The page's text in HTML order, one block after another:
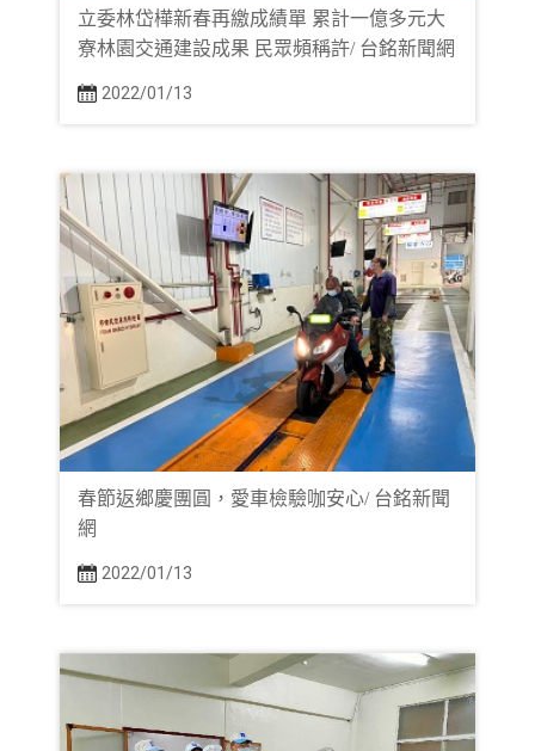
立委林岱樺新春再繳成績單 累計一億多元大
寮林園交通建設成果 民眾頻稱許/ 台銘新聞網
2022/01/13
春節返鄉慶團圓，愛車檢驗咖安心/ 台銘新聞
網
2022/01/13